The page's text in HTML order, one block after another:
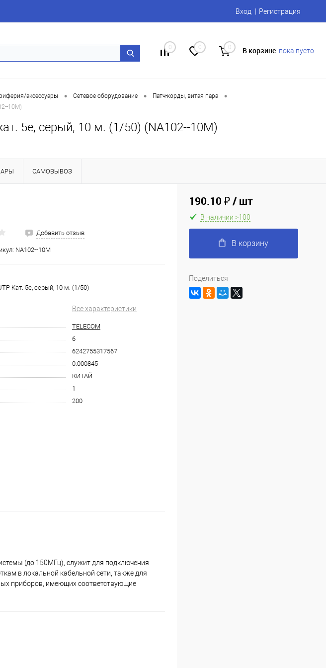
Вход Регистрация
0 0 0 В корзине пока пусто
аксессуары • Сетевое оборудование • Патч-корды, витая пара •
10M)
5е, серый, 10 м. (1/50) (NA102--10M)
САМОВЫВОЗ
Добавить отзыв
NA102--10M
Кат. 5е, серый, 10 м. (1/50)
Все характеристики
TELECOM
6
6242755317567
0.000845
КИТАЙ
1
200
(до 150МГц), служит для подключения
в локальной кабельной сети, также для
приборов, имеющих соответствующие
190.10 ₽/ шт
В наличии >100
В корзину
Поделиться